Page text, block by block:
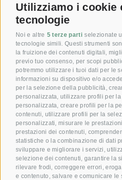
Utilizziamo i cookie
tecnologie
Noi e altre 5 terze parti selezionate
tecnologie simili. Questi strumenti
la fruizione dei contenuti digitali,
previo tuo consenso, per scopi
potremmo utilizzare i tuoi dati per le
informazioni su dispositivo e/o
per la selezione della pubblicità,
personalizzata, utilizzare profili per
personalizzata, creare profili per la
contenuti, utilizzare profili per la
personalizzati, misurare le
prestazioni dei contenuti,
statistiche o la combinazione di dati
sviluppare e migliorare i servizi,
selezione dei contenuti, garantire la
rilevare frodi, correggere errori,
e contenuto, salvare e comunicare le
Dare gioia con il nostro
Buono!
Prenota ora la tua camera